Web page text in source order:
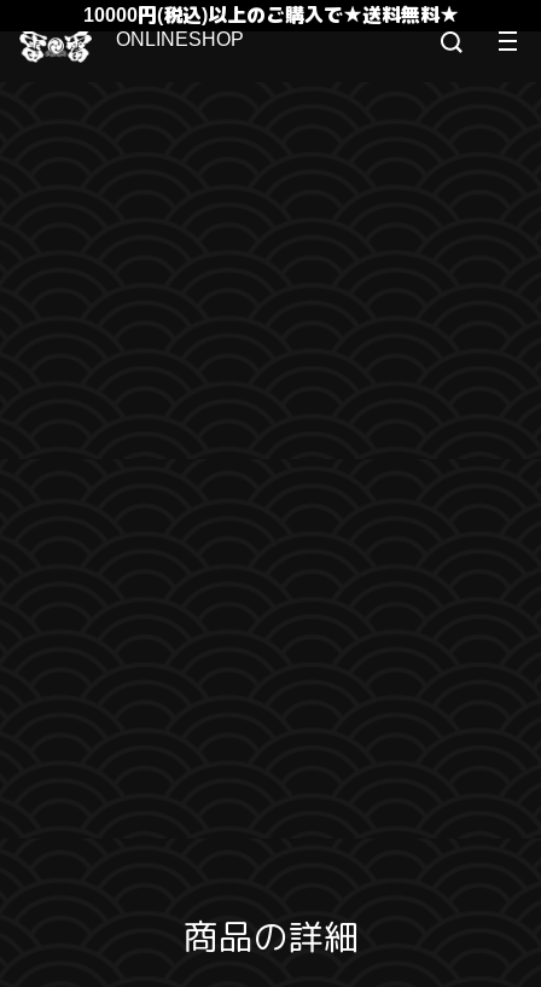
10000円(税込)以上のご購入で★送料無料★
商品の詳細
ONLINESHOP